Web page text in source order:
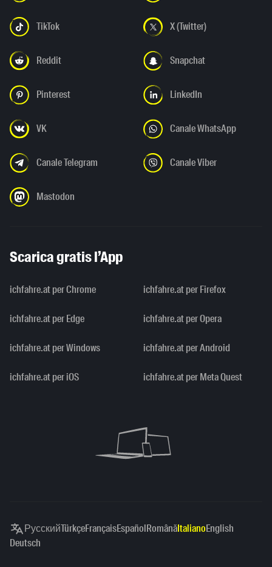
TikTok X (Twitter)
Reddit Snapchat
Pinterest LinkedIn
VK Canale WhatsApp
Canale Telegram Canale Viber
Mastodon
Scarica gratis l’App
ichfahre.at per Chrome ichfahre.at per Firefox
ichfahre.at per Edge ichfahre.at per Opera
ichfahre.at per Windows ichfahre.at per Android
ichfahre.at per iOS ichfahre.at per Meta Quest
РусскийTürkçeFrançaisEspañolRomânăItalianoEnglish
Deutsch